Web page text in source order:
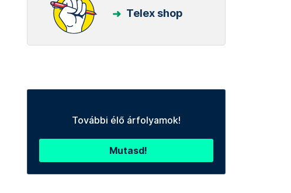
Telex shop
További élő árfolyamok!
Mutasd!